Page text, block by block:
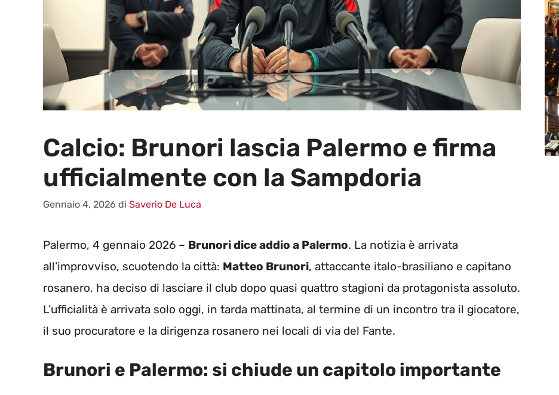
Calcio: Brunori lascia Palermo e firma
ufficialmente con la Sampdoria
Gennaio 4, 2026 di Saverio De Luca
Palermo, 4 gennaio 2026 – Brunori dice addio a Palermo. La notizia è arrivata
all’improvviso, scuotendo la città: Matteo Brunori, attaccante italo-brasiliano e capitano
rosanero, ha deciso di lasciare il club dopo quasi quattro stagioni da protagonista assoluto.
L’ufficialità è arrivata solo oggi, in tarda mattinata, al termine di un incontro tra il giocatore,
il suo procuratore e la dirigenza rosanero nei locali di via del Fante.
Brunori e Palermo: si chiude un capitolo importante